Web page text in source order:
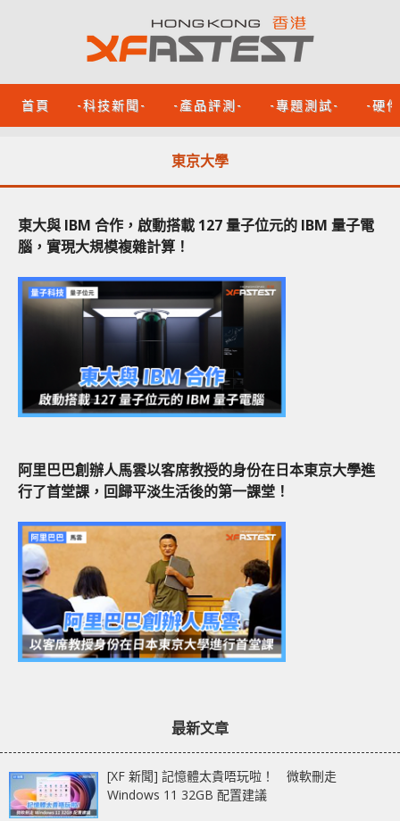
首頁 -科技新聞- -產品評測- -專題測試- -硬
東京大學
東大與 IBM 合作，啟動搭載 127 量子位元的 IBM 量子電
腦，實現大規模複雜計算！
阿里巴巴創辦人馬雲以客席教授的身份在日本東京大學進
行了首堂課，回歸平淡生活後的第一課堂！
最新文章
[XF 新聞] 記憶體太貴唔玩啦！ 微軟刪走
Windows 11 32GB 配置建議